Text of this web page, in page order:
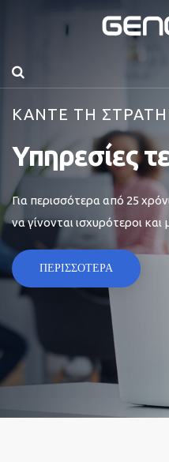
ΚΑΝΤΕ ΤΗ
Υπηρεσίες
Για περισσότερα από 25
να γίνονται ισχυρότεροι και
ΠΕΡΙΣΣΟΤΕΡΑ